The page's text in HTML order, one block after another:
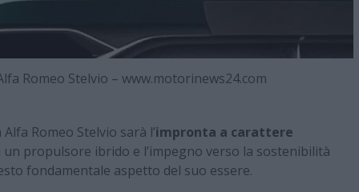
Romeo Stelvio – www.motorinews24.com
Romeo Stelvio sarà l’impronta a carattere
propulsore ibrido e l’impegno verso la sostenibilità
fondamentale aspetto del suo essere.